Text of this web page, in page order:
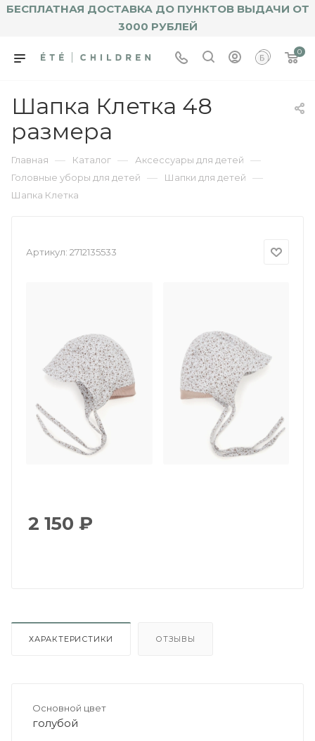
БЕСПЛАТНАЯ ДОСТАВКА ДО ПУНКТОВ ВЫДАЧИ ОТ
3000 РУБЛЕЙ
0
Шапка Клетка 48
размера
Главная — Каталог — Аксессуары для детей —
Головные уборы для детей — Шапки для детей —
Шапка Клетка
Артикул: 2712135533
2 150 ₽
ХАРАКТЕРИСТИКИ ОТЗЫВЫ
Основной цвет
голубой